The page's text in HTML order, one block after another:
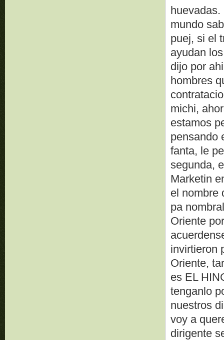
mundo
puej, si el
ayudan
dijo por
hombres
michi,
estamos
pensando
fanta, le
segunda,
Marketin
el nombre
pa
Oriente
invirtieron
Oriente,
es EL
tenganlo
nuestros
voy a
dirigente